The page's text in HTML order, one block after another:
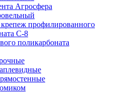
Агросфера
профилированного
С-8
поликарбоната